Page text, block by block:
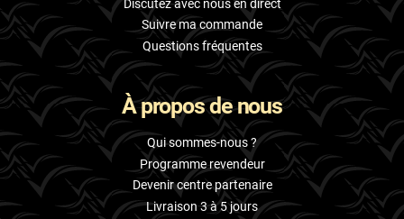
Discutez avec nous en direct
Suivre ma commande
Questions fréquentes
À propos de nous
Qui sommes-nous ?
Programme revendeur
Devenir centre partenaire
Livraison 3 à 5 jours